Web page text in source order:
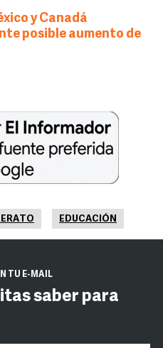
y Canadá
posible aumento de
EDUCACIÓN
TU E-MAIL
saber para